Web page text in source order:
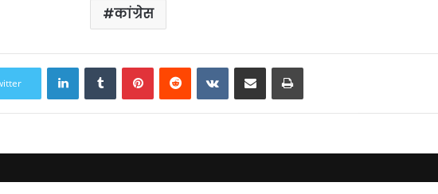
कांग्रेस
LinkedInTumblrPinterestReddit VKontakte
Share via Email Print